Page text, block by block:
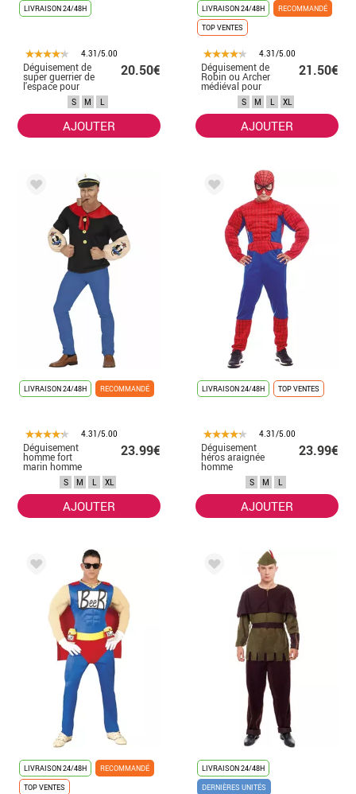
LIVRAISON 24/48H
4.31/5.00
Déguisement de
super guerrier de
l'espace pour
homme
20.50€
S M L
AJOUTER
LIVRAISON 24/48H
RECOMMANDÉ
TOP VENTES
4.31/5.00
Déguisement de
Robin ou Archer
médiéval pour
21.50€
S M L XL
AJOUTER
LIVRAISON 24/48H RECOMMANDÉ
4.31/5.00
Déguisement
homme fort
marin homme
23.99€
S M L XL
AJOUTER
LIVRAISON 24/48H TOP VENTES
4.31/5.00
Déguisement
héros araignée
homme
23.99€
S M L
AJOUTER
LIVRAISON 24/48H
RECOMMANDÉ
TOP VENTES
LIVRAISON 24/48H
DERNIÈRES UNITÉS